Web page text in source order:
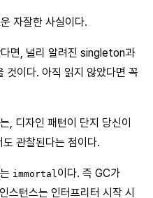
자잘한 사실이다.
면, 널리 알려진 singleton과
이다. 아직 읽지 않았다면 꼭
, 디자인 패턴이 단지 당신이
관찰된다는 점이다.
immortal이다. 즉 GC가
스턴스는 인터프리터 시작 시